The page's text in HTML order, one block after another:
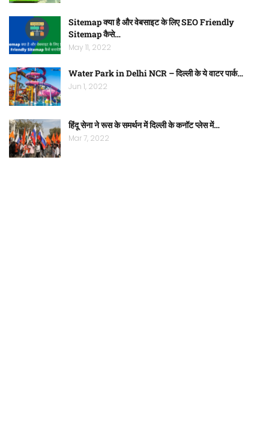
Sitemap क्या है और वेबसाइट के लिए SEO Friendly
Sitemap कैसे…
May 11, 2022
Water Park in Delhi NCR – दिल्ली के ये वाटर पार्क…
Jun 1, 2022
हिंदू सेना ने रूस के समर्थन में दिल्ली के कनॉट प्लेस में…
Mar 7, 2022